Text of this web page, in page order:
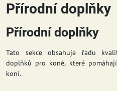
Přírodní doplňky
Přírodní doplňky
Tato sekce obsahuje řadu
doplňků pro koně, které
koní.